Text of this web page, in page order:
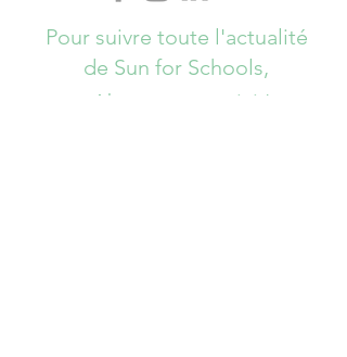
Pour suivre toute l'actualité
de Sun for Schools,
Abonnez-vous ici !